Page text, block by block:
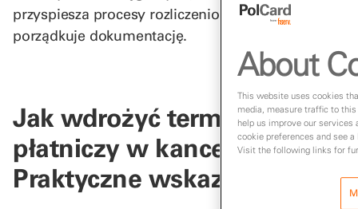
przyspiesza procesy rozliczeniowe oraz
porządkuje dokumentację.
Jak wdrożyć terminal
płatniczy w kancelarii?
Praktyczne wskazówki
About
This website uses cookies
media, measure traffic to
help us improve our services
cookie preferences and see
Visit the following links for